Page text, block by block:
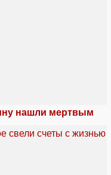
нашли мертвым